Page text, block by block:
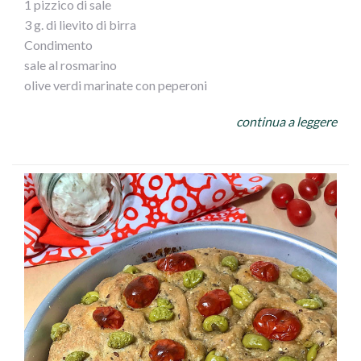
1 pizzico di sale
3 g. di lievito di birra
Condimento
sale al rosmarino
olive verdi marinate con peperoni
Sciogli il lievito in un bicchiere di acqua tiepida e dopo
una ventina di minuti unisci in un mixer farina, lievito
sciolto e acqua. Dopo alcuni minuti aggiungi olio e sale e
continua a farlo lavorare fino a che il composto risulterà
liscio. Unite all’impasto le olive tagliate e date la forma di
una palla, quindi riponetelo a riposare coperto, nel forno
spento, con la luce accesa. Rovesciate l’impasto nella
teglia da pizza (la mia è diametro 34) e stendetelo con le
mani bagnate. A questo punto farcitelo con rondelle di
continua a leggere